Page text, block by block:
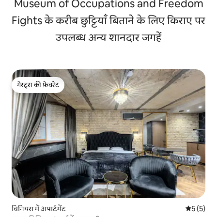
Museum of Occupations and Freedom
Fights के करीब छुट्टियाँ बिताने के लिए किराए पर
उपलब्ध अन्य शानदार जगहें
गेस्ट्स की फ़ेवरेट
गेस्ट्स की फ़ेवरेट
विनियस में अपार्टमेंट औसत रेटिंग
5 (5)